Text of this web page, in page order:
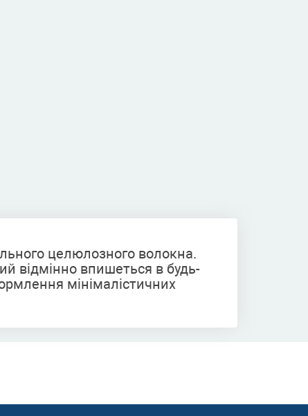
целюлозного волокна.
відмінно впишеться в будь-
мінімалістичних